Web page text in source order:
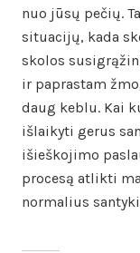
nuo jūsų pečių.
situacijų, kada
skolos
ir paprastam
daug keblu. Kai
išlaikyti gerus
išieškojimo
procesą atlikti
normalius